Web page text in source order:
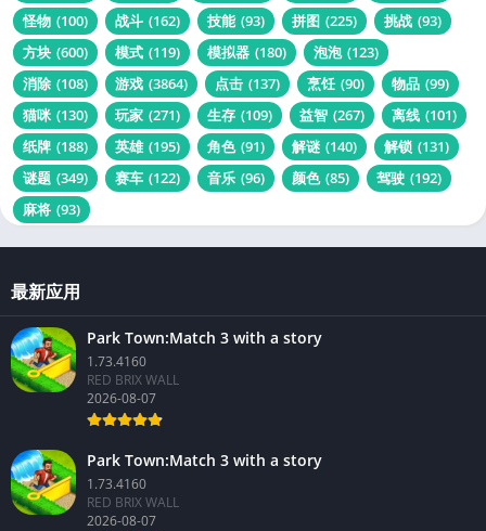
怪物 (100) 战斗 (162) 技能 (93) 拼图 (225) 挑战 (93)
方块 (600) 模式 (119) 模拟器 (180) 泡泡 (123)
消除 (108) 游戏 (3864) 点击 (137) 烹饪 (90) 物品 (99)
猫咪 (130) 玩家 (271) 生存 (109) 益智 (267) 离线 (101)
纸牌 (188) 英雄 (195) 角色 (91) 解谜 (140) 解锁 (131)
谜题 (349) 赛车 (122) 音乐 (96) 颜色 (85) 驾驶 (192)
麻将 (93)
最新应用
Park Town:Match 3 with a story
1.73.4160
RED BRIX WALL
2026-08-07
Park Town:Match 3 with a story
1.73.4160
RED BRIX WALL
2026-08-07